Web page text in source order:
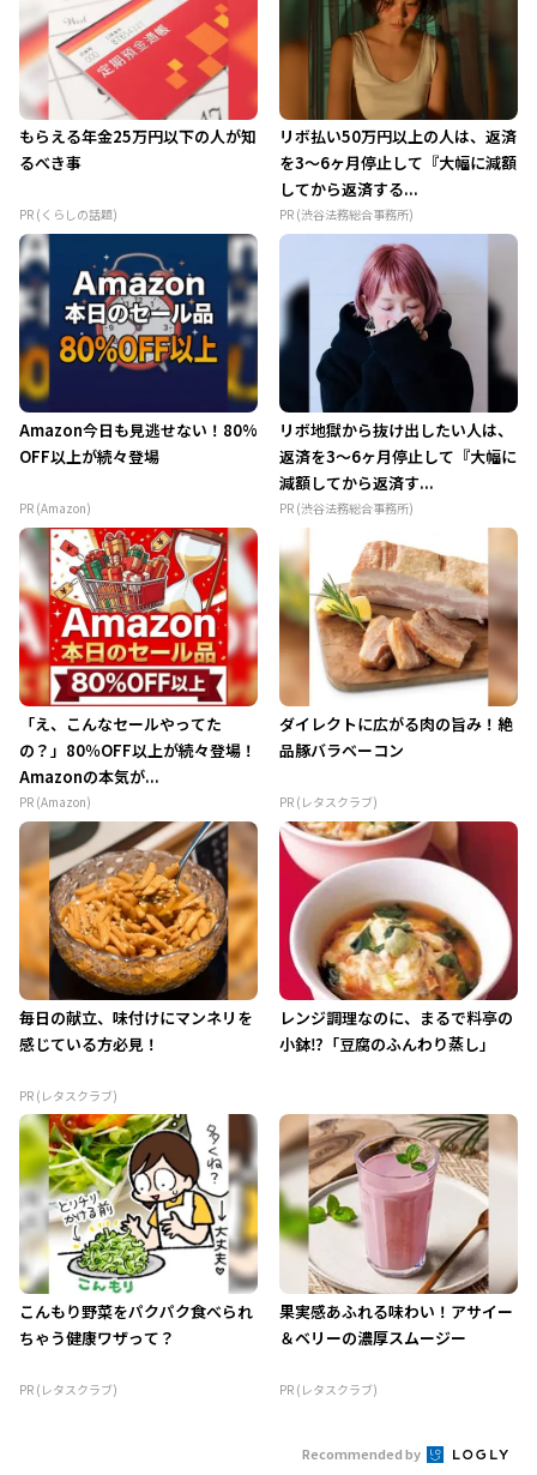
もらえる年金25万円以下の人が知
るべき事
PR (くらしの話題)
リボ払い50万円以上の人は、返済
を3～6ヶ月停止して『大幅に減額
してから返済する...
PR (渋谷法務総合事務所)
Amazon今日も見逃せない！80%
OFF以上が続々登場
PR (Amazon)
リボ地獄から抜け出したい人は、
返済を3～6ヶ月停止して『大幅に
減額してから返済す...
PR (渋谷法務総合事務所)
「え、こんなセールやってた
の？」80％OFF以上が続々登場！
Amazonの本気が...
PR (Amazon)
ダイレクトに広がる肉の旨み！絶
品豚バラベーコン
PR (レタスクラブ)
毎日の献立、味付けにマンネリを
感じている方必見！
PR (レタスクラブ)
レンジ調理なのに、まるで料亭の
小鉢⁉「豆腐のふんわり蒸し」
こんもり野菜をパクパク食べられ
ちゃう健康ワザって？
PR (レタスクラブ)
果実感あふれる味わい！アサイー
＆ベリーの濃厚スムージー
PR (レタスクラブ)
Recommended by